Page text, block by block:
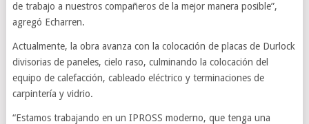
de trabajo a nuestros compañeros de la mejor manera posible”,
agregó Echarren.
Actualmente, la obra avanza con la colocación de placas de Durlock
divisorias de paneles, cielo raso, culminando la colocación del
equipo de calefacción, cableado eléctrico y terminaciones de
carpintería y vidrio.
“Estamos trabajando en un IPROSS moderno, que tenga una